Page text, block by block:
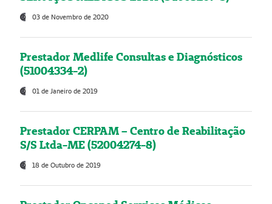
03 de Novembro de 2020
Prestador Medlife Consultas e Diagnósticos
(51004334-2)
01 de Janeiro de 2019
Prestador CERPAM – Centro de Reabilitação
S/S Ltda-ME (52004274-8)
18 de Outubro de 2019